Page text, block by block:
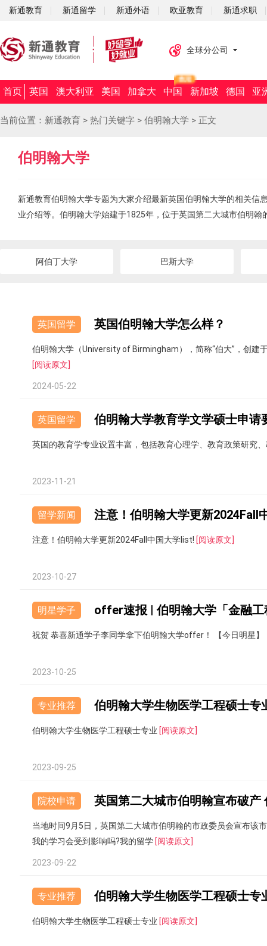
新通教育 新通留学 新通外语 欧亚教育 新通求职
全球分公司
首页 英国 澳大利亚 美国 加拿大 中国 新加坡 德国 亚
当前位置： 新通教育 > 热门关键字 > 伯明翰大学 > 正文
伯明翰大学
新通教育伯明翰大学专题为大家介绍最新英国伯明翰大学的相关
业介绍等。伯明翰大学始建于1825年，位于英国第二大城市伯明
阿伯丁大学 巴斯大学
英国留学 英国伯明翰大学怎么样？
伯明翰大学（University of Birmingham），简称“伯大”，创建
[阅读原文]
2024-05-22
英国留学 伯明翰大学教育学文学硕士申请
英国的教育学专业设置丰富，包括教育心理学、教育政策研究
2023-11-21
留学新闻 注意！伯明翰大学更新2024Fall
注意！伯明翰大学更新2024Fall中国大学list! [阅读原文]
2023-10-27
明星学子 offer速报 | 伯明翰大学「金融
祝贺 恭喜新通学子李同学拿下伯明翰大学offer！ 【今日明星
2023-10-25
专业推荐 伯明翰大学生物医学工程硕士专
伯明翰大学生物医学工程硕士专业 [阅读原文]
2023-09-25
院校申请
当地时间9月5日，英国第二大城市伯明翰的市政委员会宣布该
我的学习会受到影响吗?我的留学 [阅读原文]
2023-09-22
专业推荐 伯明翰大学生物医学工程硕士专
伯明翰大学生物医学工程硕士专业 [阅读原文]